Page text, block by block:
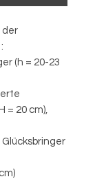
der
(h = 20-23
= 20 cm),